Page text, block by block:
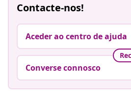
Contacte-nos!
Aceder ao centro de ajuda
Converse connosco